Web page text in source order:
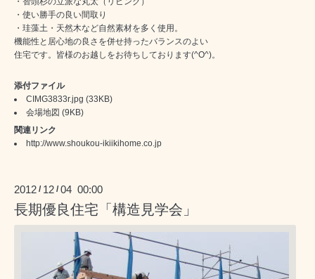
・使い勝手の良い間取り
・珪藻土・天然木など自然素材を多く使用。
機能性と居心地の良さを併せ持ったバランスのよい
住宅です。皆様のお越しをお待ちしております(^O^)。
添付ファイル
CIMG3833r.jpg (33KB)
会場地図 (9KB)
関連リンク
http://www.shoukou-ikiikihome.co.jp
2012 / 12 /04 00:00
長期優良住宅「構造見学会」